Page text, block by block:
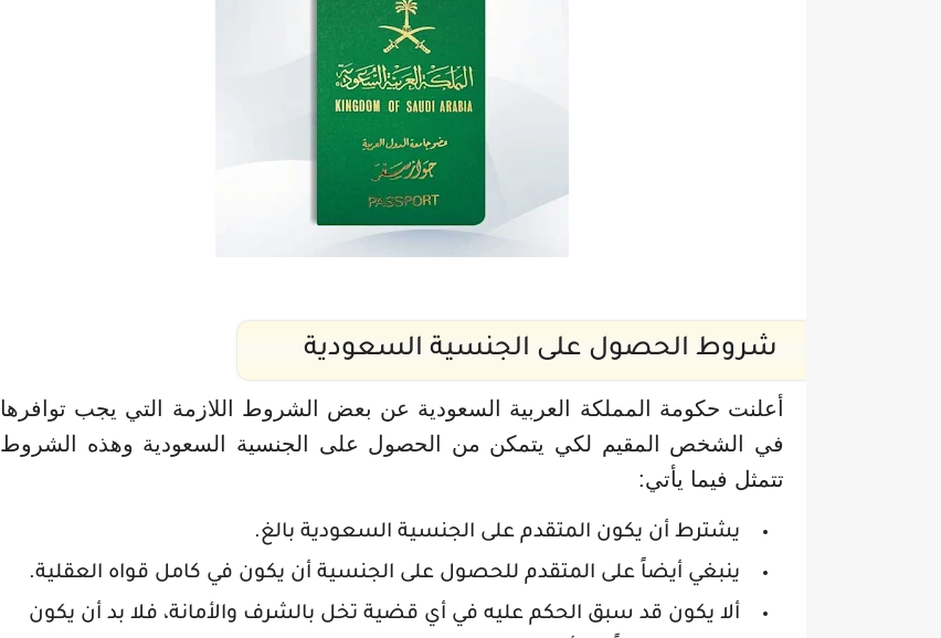
شروط الحصول على الجنسية السعودية
أعلنت حكومة المملكة العربية السعودية عن بعض الشروط اللازمة التي يجب توافرها
في الشخص المقيم لكي يتمكن من الحصول على الجنسية السعودية وهذه الشروط
تتمثل فيما يأتي:
يشترط أن يكون المتقدم على الجنسية السعودية بالغ.
ينبغي أيضاً على المتقدم للحصول على الجنسية أن يكون في كامل قواه العقلية.
ألا يكون قد سبق الحكم عليه في أي قضية تخل بالشرف والأمانة، فلا بد أن يكون